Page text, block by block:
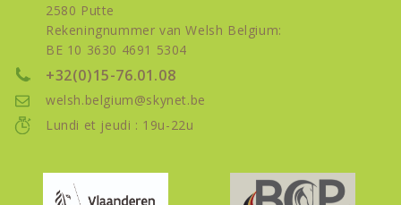
2580 Putte
Rekeningnummer van Welsh Belgium:
BE 10 3630 4691 5304
+32(0)15-76.01.08
welsh.belgium@skynet.be
Lundi et jeudi : 19u-22u